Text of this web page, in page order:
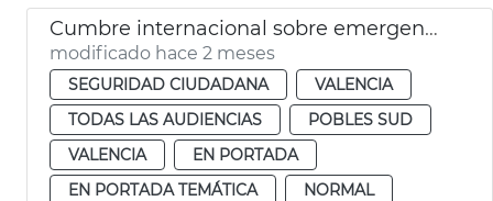
Cumbre internacional sobre emergencias en València
modificado hace 2 meses
SEGURIDAD CIUDADANA
VALENCIA
TODAS LAS AUDIENCIAS
POBLES SUD
VALENCIA
EN PORTADA
EN PORTADA TEMÁTICA
NORMAL